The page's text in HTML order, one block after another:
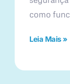
como
Leia Mais »